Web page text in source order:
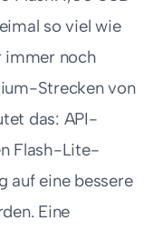
so viel wie
immer noch
Strecken von
das: API-
Flash-Lite-
auf eine bessere
Eine